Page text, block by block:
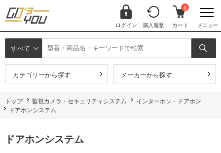
ログイン 購入履歴
0
カート メニュー
すべて
カテゴリーから探す メーカーから探す
トップ 監視カメラ・セキュリティシステム
インターホン・ドアホン
ドアホンシステム
ドアホンシステム